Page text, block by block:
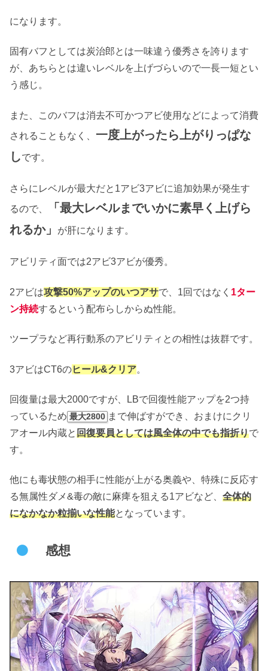
になります。
固有バフとしては炭治郎とは一味違う優秀さを誇ります
が、あちらとは違いレベルを上げづらいので一長一短とい
う感じ。
また、このバフは消去不可かつアビ使用などによって消費
されることもなく、 一度上がったら上がりっぱな
しです。
さらにレベルが最大だと1アビ3アビに追加効果が発生す
るので、
「最大レベルまでいかに素早く上げら
れるか」
が肝になります。
アビリティ面では2アビ3アビが優秀。
2アビは攻撃50%アップのいつアサで、1回ではなく 1ター
ン持続するという配布らしからぬ性能。
ツープラなど再行動系のアビリティとの相性は抜群です。
3アビはCT6のヒール&クリア。
回復量は最大2000ですが、LBで回復性能アップを2つ持
っているため 最大2800 まで伸ばすができ、おまけにクリ
アオール内蔵と回復要員としては風全体の中でも指折りで
す。
他にも毒状態の相手に性能が上がる奥義や、特殊に反応す
る無属性ダメ&毒の敵に麻痺を狙える1アビなど、 全体的
になかなか粒揃いな性能となっています。
感想